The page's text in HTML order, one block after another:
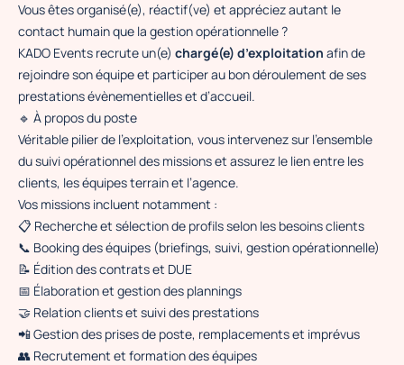
Vous êtes organisé(e), réactif(ve) et appréciez autant le
contact humain que la gestion opérationnelle ?
KADO Events recrute un(e) chargé(e) d’exploitation afin de
rejoindre son équipe et participer au bon déroulement de ses
prestations évènementielles et d’accueil.
🔹 À propos du poste
Véritable pilier de l’exploitation, vous intervenez sur l’ensemble
du suivi opérationnel des missions et assurez le lien entre les
clients, les équipes terrain et l’agence.
Vos missions incluent notamment :
📋 Recherche et sélection de profils selon les besoins clients
📞 Booking des équipes (briefings, suivi, gestion opérationnelle)
📝 Édition des contrats et DUE
📅 Élaboration et gestion des plannings
🤝 Relation clients et suivi des prestations
📲 Gestion des prises de poste, remplacements et imprévus
👥 Recrutement et formation des équipes